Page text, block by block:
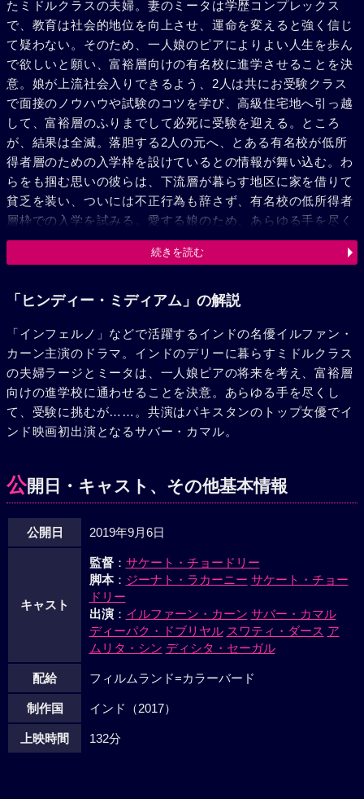
たミドルクラスの夫婦。妻のミータは学歴コンプレックス
で、教育は社会的地位を向上させ、運命を変えると強く信じ
て疑わない。そのため、一人娘のピアによりよい人生を歩ん
で欲しいと願い、富裕層向けの有名校に進学させることを決
意。娘が上流社会入りできるよう、2人は共にお受験クラス
で面接のノウハウや試験のコツを学び、高級住宅地へ引っ越
して、富裕層のふりまでして必死に受験を迎える。ところ
が、結果は全滅。落胆する2人の元へ、とある有名校が低所
得者層のための入学枠を設けているとの情報が舞い込む。わ
らをも掴む思いの彼らは、下流層が暮らす地区に家を借りて
貧乏を装い、ついには不正行為も辞さず、有名校の低所得者
層枠での入学を試みる。愛する娘のため、あらゆる手を尽く
す夫婦のお受験戦争は、次第にエスカレートしていき……。
続きを読む
「ヒンディー・ミディアム」の解説
「インフェルノ」などで活躍するインドの名優イルファン・
カーン主演のドラマ。インドのデリーに暮らすミドルクラス
の夫婦ラージとミータは、一人娘ピアの将来を考え、富裕層
向けの進学校に通わせることを決意。あらゆる手を尽くし
て、受験に挑むが……。共演はパキスタンのトップ女優でイ
ンド映画初出演となるサバー・カマル。
公開日・キャスト、その他基本情報
公開日 2019年9月6日
キャスト
監督： サケート・チョードリー
脚本： ジーナト・ラカーニー サケート・チョー
ドリー
出演： イルファーン・カーン サバー・カマル
ディーパク・ドブリヤル スワティ・ダース ア
ムリタ・シン ディシタ・セーガル
配給 フィルムランド=カラーバード
制作国 インド（2017）
上映時間 132分